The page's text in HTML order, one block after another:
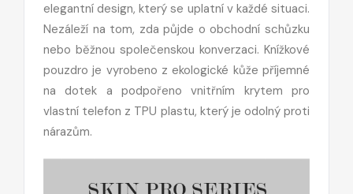
elegantní design, který se uplatní v každé situaci.
Nezáleží na tom, zda půjde o obchodní schůzku
nebo běžnou společenskou konverzaci. Knížkové
pouzdro je vyrobeno z ekologické kůže příjemné
na dotek a podpořeno vnitřním krytem pro
vlastní telefon z TPU plastu, který je odolný proti
nárazům.